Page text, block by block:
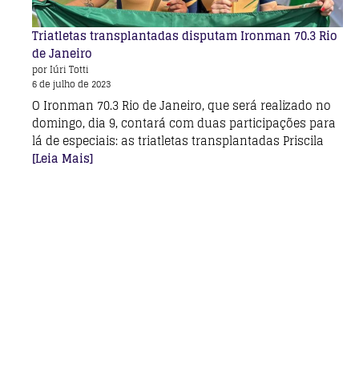
Triatletas transplantadas disputam Ironman 70.3 Rio
de Janeiro
por Iúri Totti
6 de julho de 2023
O Ironman 70.3 Rio de Janeiro, que será realizado no
domingo, dia 9, contará com duas participações para
lá de especiais: as triatletas transplantadas Priscila
[Leia Mais]